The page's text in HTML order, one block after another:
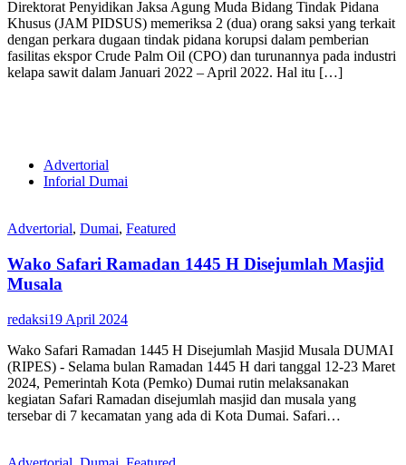
Direktorat Penyidikan Jaksa Agung Muda Bidang Tindak Pidana
Khusus (JAM PIDSUS) memeriksa 2 (dua) orang saksi yang terkait
dengan perkara dugaan tindak pidana korupsi dalam pemberian
fasilitas ekspor Crude Palm Oil (CPO) dan turunannya pada industri
kelapa sawit dalam Januari 2022 – April 2022. Hal itu […]
Advertorial
Inforial Dumai
Advertorial, Dumai, Featured
Wako Safari Ramadan 1445 H Disejumlah Masjid
Musala
redaksi19 April 2024
Wako Safari Ramadan 1445 H Disejumlah Masjid Musala DUMAI
(RIPES) - Selama bulan Ramadan 1445 H dari tanggal 12-23 Maret
2024, Pemerintah Kota (Pemko) Dumai rutin melaksanakan
kegiatan Safari Ramadan disejumlah masjid dan musala yang
tersebar di 7 kecamatan yang ada di Kota Dumai. Safari…